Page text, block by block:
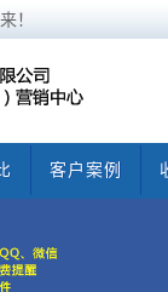
！
客户案例